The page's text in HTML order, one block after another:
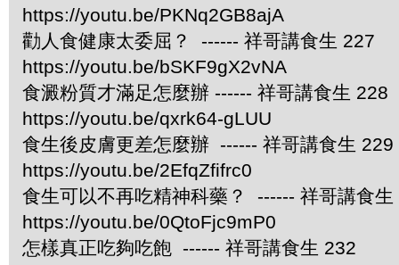
https://youtu.be/PKNq2GB8ajA
勸人食健康太委屈？ ------ 祥哥講食生 227
https://youtu.be/bSKF9gX2vNA
食澱粉質才滿足怎麼辦 ------ 祥哥講食生 228
https://youtu.be/qxrk64-gLUU
食生後皮膚更差怎麼辦 ------ 祥哥講食生 229
https://youtu.be/2EfqZfifrc0
食生可以不再吃精神科藥？ ------ 祥哥講食生
https://youtu.be/0QtoFjc9mP0
怎樣真正吃夠吃飽 ------ 祥哥講食生 232